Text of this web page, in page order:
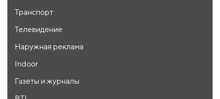
Транспорт
Телевидение
Наружная реклама
Indoor
Газеты и журналы